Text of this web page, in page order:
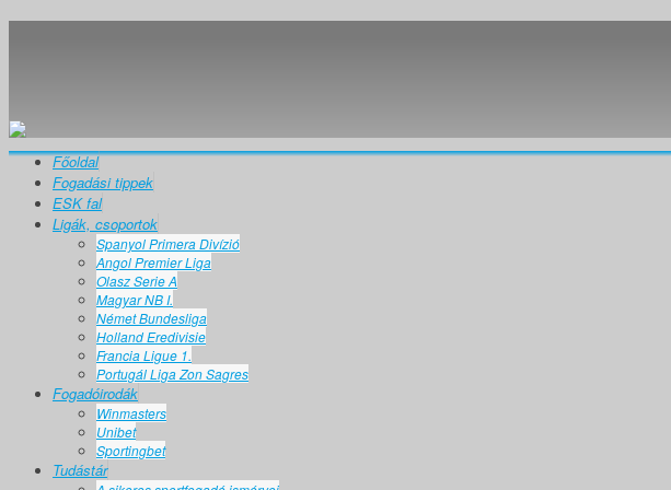
Főoldal
Fogadási tippek
ESK fal
Ligák, csoportok
Spanyol Primera Divízió
Angol Premier Liga
Olasz Serie A
Magyar NB I.
Német Bundesliga
Holland Eredivisie
Francia Ligue 1.
Portugál Liga Zon Sagres
Fogadóirodák
Winmasters
Unibet
Sportingbet
Tudástár